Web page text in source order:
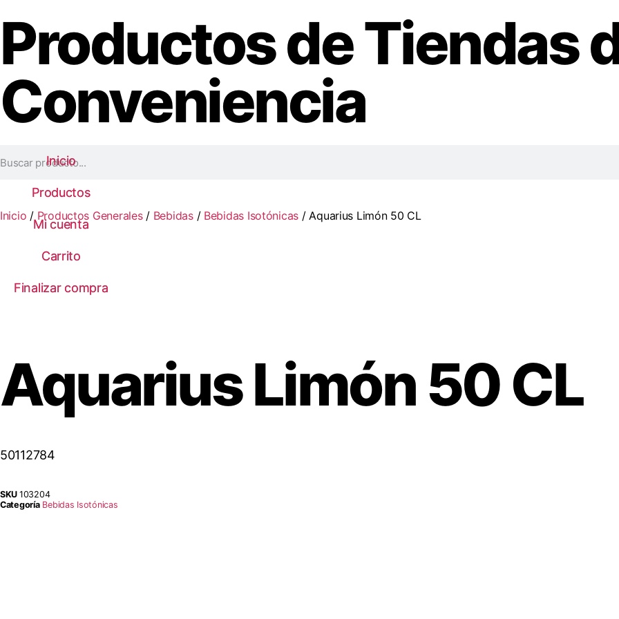
Productos de Tiendas
Conveniencia
Inicio
Productos
Mi cuenta
Carrito
Finalizar compra
Inicio
Productos
Mi cuenta
Carrito
Finalizar compra
Inicio / Productos Generales/ Bebidas/ Bebidas Isotónicas / Aquarius Limón 50 CL
Aquarius Limón 50 CL
50112784
SKU 103204
Categoría Bebidas Isotónicas